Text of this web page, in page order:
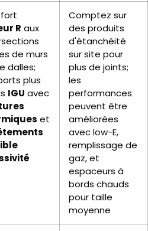
fort
R aux
de murs
dalles;
plus
IGU avec
et
Comptez sur
des produits
d'étanchéité
sur site pour
plus de joints;
les
performances
peuvent être
améliorées
avec low-E,
remplissage de
gaz, et
espaceurs à
bords chauds
pour taille
moyenne